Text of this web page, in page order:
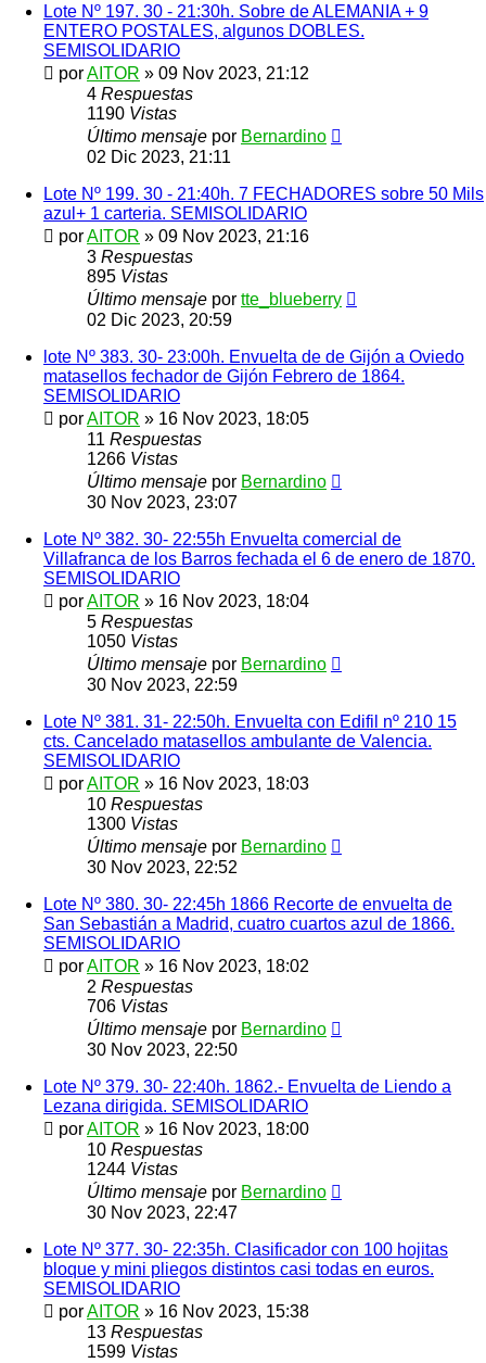
Lote Nº 197. 30 - 21:30h. Sobre de ALEMANIA + 9
ENTERO POSTALES, algunos DOBLES.
SEMISOLIDARIO
porAITOR » 09 Nov 2023, 21:12
4 Respuestas
1190 Vistas
Último mensaje por Bernardino
02 Dic 2023, 21:11
Lote Nº 199. 30 - 21:40h. 7 FECHADORES sobre 50 Mils
azul+ 1 carteria. SEMISOLIDARIO
porAITOR » 09 Nov 2023, 21:16
3 Respuestas
895 Vistas
Último mensaje por tte_blueberry
02 Dic 2023, 20:59
lote Nº 383. 30- 23:00h. Envuelta de de Gijón a Oviedo
matasellos fechador de Gijón Febrero de 1864.
SEMISOLIDARIO
porAITOR » 16 Nov 2023, 18:05
11 Respuestas
1266 Vistas
Último mensaje por Bernardino
30 Nov 2023, 23:07
Lote Nº 382. 30- 22:55h Envuelta comercial de
Villafranca de los Barros fechada el 6 de enero de 1870.
SEMISOLIDARIO
porAITOR » 16 Nov 2023, 18:04
5 Respuestas
1050 Vistas
Último mensaje por Bernardino
30 Nov 2023, 22:59
Lote Nº 381. 31- 22:50h. Envuelta con Edifil nº 210 15
cts. Cancelado matasellos ambulante de Valencia.
SEMISOLIDARIO
porAITOR » 16 Nov 2023, 18:03
10 Respuestas
1300 Vistas
Último mensaje por Bernardino
30 Nov 2023, 22:52
Lote Nº 380. 30- 22:45h 1866 Recorte de envuelta de
San Sebastián a Madrid, cuatro cuartos azul de 1866.
SEMISOLIDARIO
porAITOR » 16 Nov 2023, 18:02
2 Respuestas
706 Vistas
Último mensaje por Bernardino
30 Nov 2023, 22:50
Lote Nº 379. 30- 22:40h. 1862.- Envuelta de Liendo a
Lezana dirigida. SEMISOLIDARIO
porAITOR » 16 Nov 2023, 18:00
10 Respuestas
1244 Vistas
Último mensaje por Bernardino
30 Nov 2023, 22:47
Lote Nº 377. 30- 22:35h. Clasificador con 100 hojitas
bloque y mini pliegos distintos casi todas en euros.
SEMISOLIDARIO
porAITOR » 16 Nov 2023, 15:38
13 Respuestas
1599 Vistas